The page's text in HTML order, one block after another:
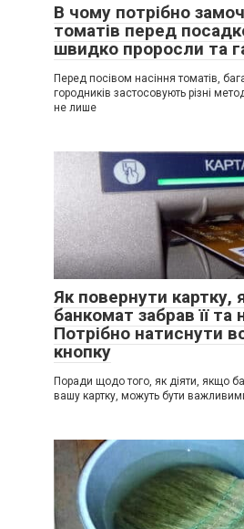
В чому потрібно
томатів перед
швидко проросли та
Перед посівом насіння томатів,
городників застосовують різні
не лише
Як повернути картку,
банкомат забрав її та
Потрібно натиснути
кнопку
Поради щодо того, як діяти, якщо
вашу картку, можуть бути